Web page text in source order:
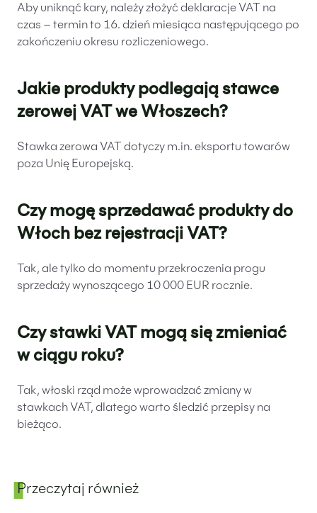
Aby uniknąć kary, należy złożyć deklaracje VAT na
czas – termin to 16. dzień miesiąca następującego po
zakończeniu okresu rozliczeniowego.
Jakie produkty podlegają stawce
zerowej VAT we Włoszech?
Stawka zerowa VAT dotyczy m.in. eksportu towarów
poza Unię Europejską.
Czy mogę sprzedawać produkty do
Włoch bez rejestracji VAT?
Tak, ale tylko do momentu przekroczenia progu
sprzedaży wynoszącego 10 000 EUR rocznie.
Czy stawki VAT mogą się zmieniać
w ciągu roku?
Tak, włoski rząd może wprowadzać zmiany w
stawkach VAT, dlatego warto śledzić przepisy na
bieżąco.
Panel boczny
Przeczytaj również